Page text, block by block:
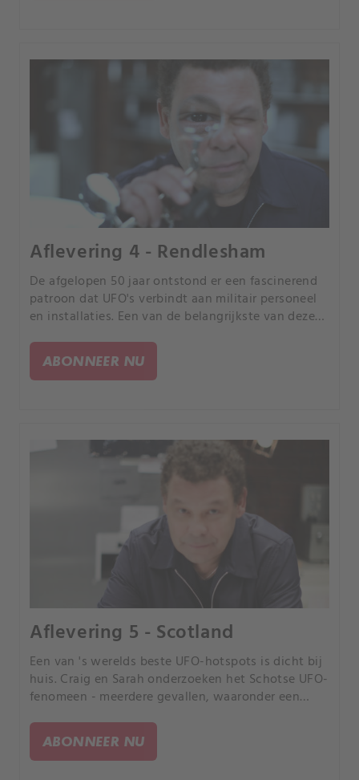
Aflevering 4 - Rendlesham
De afgelopen 50 jaar ontstond er een fascinerend
patroon ​​dat UFO's verbindt aan militair personeel
en installaties. Een van de belangrijkste van deze
1980.ABONNEER NU
Aflevering 5 - Scotland
Een van 's werelds beste UFO-hotspots is dicht bij
huis. Craig en Sarah onderzoeken het Schotse UFO-
fenomeen - meerdere gevallen, waaronder een
vastgelegd.
ABONNEER NU